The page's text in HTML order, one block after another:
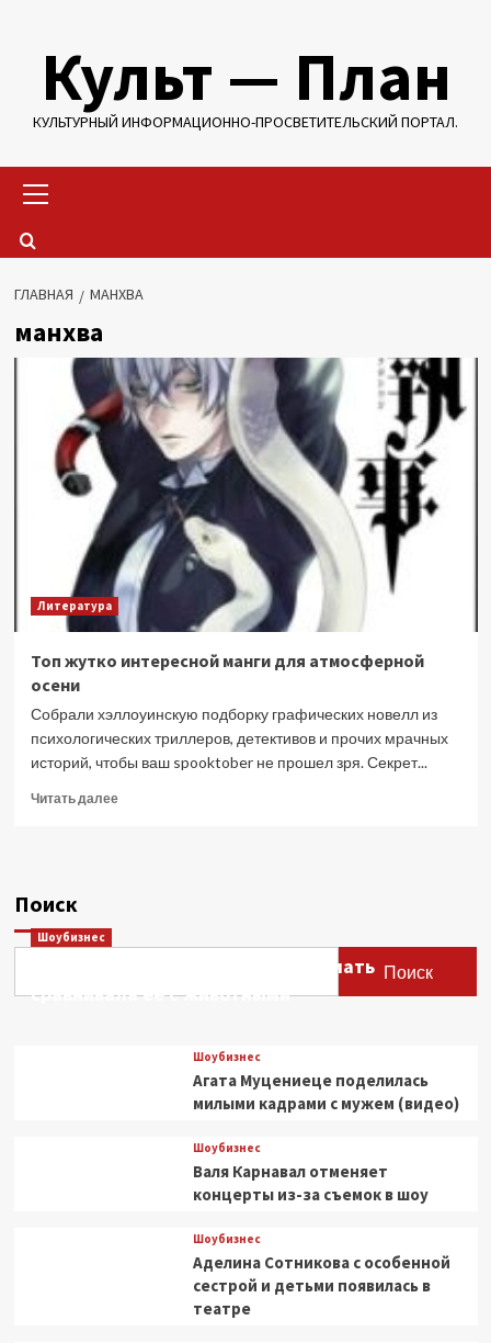
содержимому
Культ — План
КУЛЬТУРНЫЙ ИНФОРМАЦИОННО-ПРОСВЕТИТЕЛЬСКИЙ ПОРТАЛ.
меню
ГЛАВНАЯ МАНХВА
манхва
Литература
Топ жутко интересной манги для атмосферной
осени
Собрали хэллоуинскую подборку графических новелл из
психологических триллеров, детективов и прочих мрачных
историй, чтобы ваш spooktober не прошел зря. Секрет...
Читать далееПрочитать
Поиск
Поиск
Шоубизнес
Этери Тутберидзе заявила, что мать
сравнивала ее с животными
Шоубизнес
Агата Муцениеце поделилась
милыми кадрами с мужем (видео)
Шоубизнес
Валя Карнавал отменяет
концерты из-за съемок в шоу
Шоубизнес
Аделина Сотникова с особенной
сестрой и детьми появилась в
театре